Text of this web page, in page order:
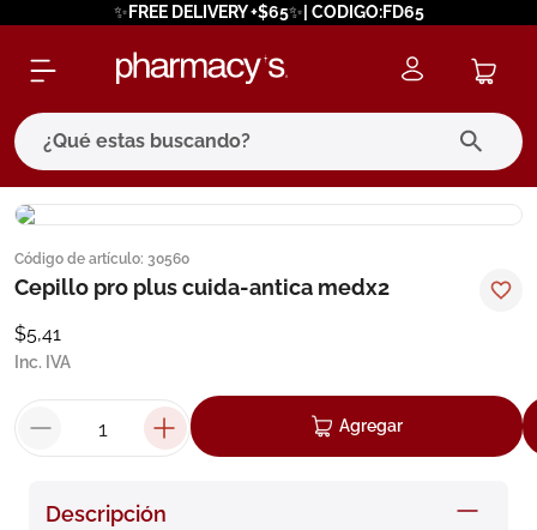
✨FREE DELIVERY +$65✨| CODIGO:FD65
¿Qué estas buscando?
Código de artículo: 30560
Cepillo pro plus cuida-antica medx2
$5,41
Inc. IVA
Agregar
Descripción
términos más buscados
1. eucerin
cerave
7. degraler